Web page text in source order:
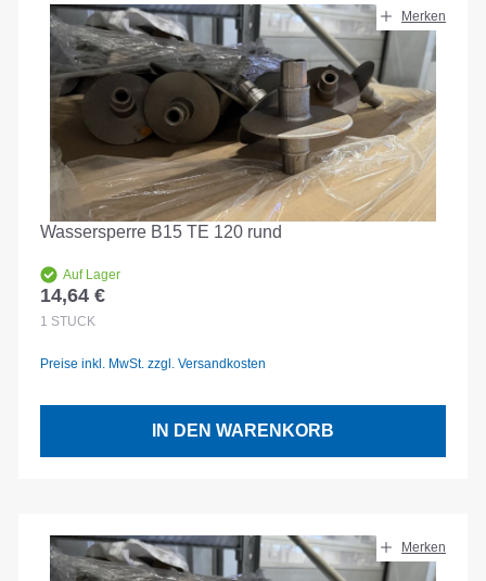
Merken
Wassersperre B15 TE 120 rund
Auf Lager
Regulärer Preis:
14,64 €
1 STÜCK
Preise inkl. MwSt. zzgl. Versandkosten
IN DEN WARENKORB
Merken